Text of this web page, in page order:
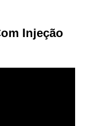
Injeção